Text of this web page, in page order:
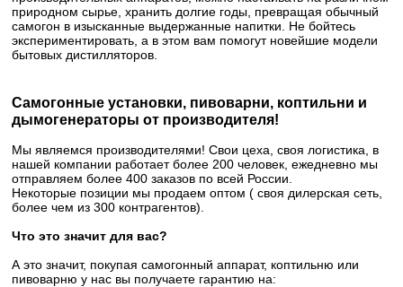
природном сырье, хранить долгие годы, превращая обычный
самогон в изысканные выдержанные напитки. Не бойтесь
экспериментировать, а в этом вам помогут новейшие модели
бытовых дистилляторов.
Самогонные установки, пивоварни, коптильни и
дымогенераторы от производителя!
Мы являемся производителями! Свои цеха, своя логистика, в
нашей компании работает более 200 человек, ежедневно мы
отправляем более 400 заказов по всей России.
Некоторые позиции мы продаем оптом ( своя дилерская сеть,
более чем из 300 контрагентов).
Что это значит для вас?
А это значит, покупая самогонный аппарат, коптильню или
пивоварню у нас вы получаете гарантию на: